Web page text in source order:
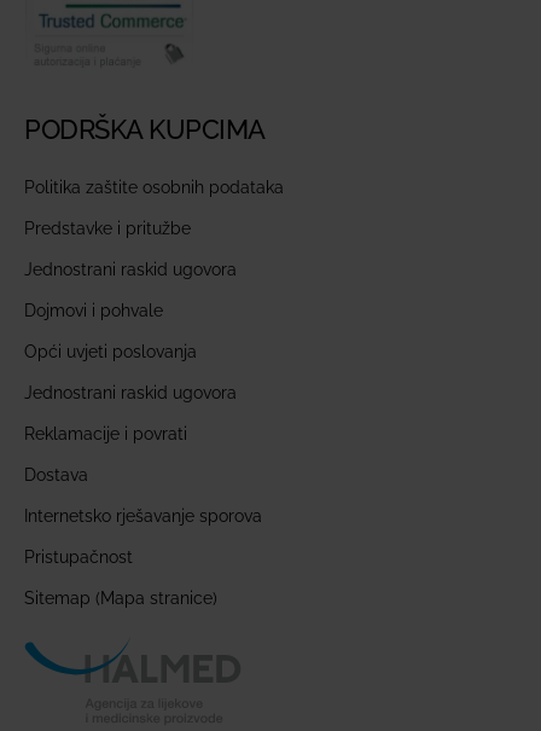
PODRŠKA KUPCIMA
Politika zaštite osobnih podataka
Predstavke i pritužbe
Jednostrani raskid ugovora
Dojmovi i pohvale
Opći uvjeti poslovanja
Jednostrani raskid ugovora
Reklamacije i povrati
Dostava
Internetsko rješavanje sporova
Pristupačnost
Sitemap (Mapa stranice)